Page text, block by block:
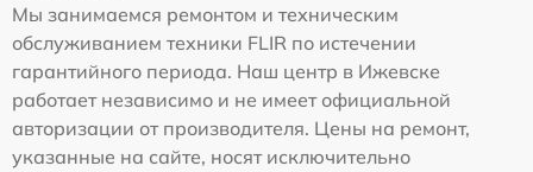
Мы занимаемся ремонтом и техническим
обслуживанием техники FLIR по истечении
гарантийного периода. Наш центр в Ижевске
работает независимо и не имеет официальной
авторизации от производителя. Цены на ремонт,
указанные на сайте, носят исключительно